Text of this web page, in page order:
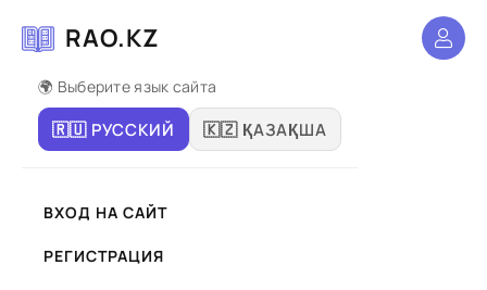
RAO.KZ
🌍 Выберите язык сайта
🇷🇺 РУССКИЙ 🇰🇿 ҚАЗАҚША
ВХОД НА САЙТ
РЕГИСТРАЦИЯ